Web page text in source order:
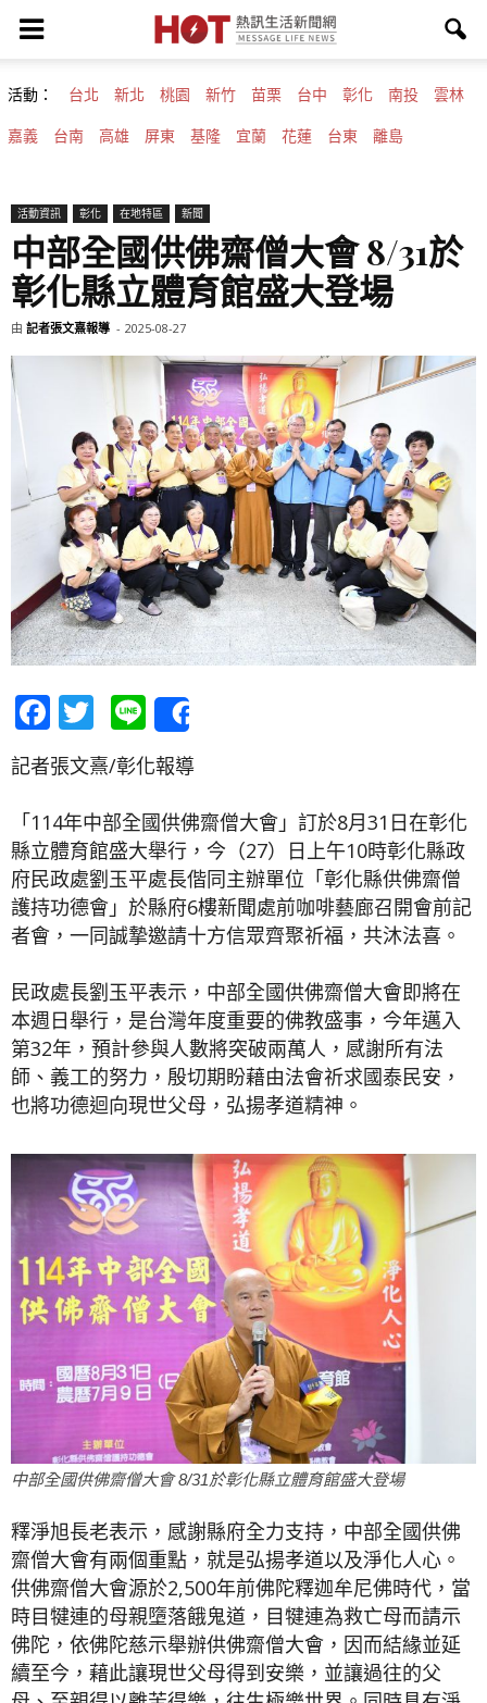
活動： 台北 新北 桃園 新竹 苗栗 台中 彰化 南投 雲林
嘉義 台南 高雄 屏東 基隆 宜蘭 花蓮 台東 離島
活動資訊 彰化 在地特區 新聞
中部全國供佛齋僧大會 8/31於
彰化縣立體育館盛大登場
由 記者張文熹報導 - 2025-08-27
Facebook
Twitter
Line
記者張文熹/彰化報導
「114年中部全國供佛齋僧大會」訂於8月31日在彰化
縣立體育館盛大舉行，今（27）日上午10時彰化縣政
府民政處劉玉平處長偕同主辦單位「彰化縣供佛齋僧
護持功德會」於縣府6樓新聞處前咖啡藝廊召開會前記
者會，一同誠摯邀請十方信眾齊聚祈福，共沐法喜。
民政處長劉玉平表示，中部全國供佛齋僧大會即將在
本週日舉行，是台灣年度重要的佛教盛事，今年邁入
第32年，預計參與人數將突破兩萬人，感謝所有法
師、義工的努力，殷切期盼藉由法會祈求國泰民安，
也將功德迴向現世父母，弘揚孝道精神。
中部全國供佛齋僧大會 8/31於彰化縣立體育館盛大登場
釋淨旭長老表示，感謝縣府全力支持，中部全國供佛
齋僧大會有兩個重點，就是弘揚孝道以及淨化人心。
供佛齋僧大會源於2,500年前佛陀釋迦牟尼佛時代，當
時目犍連的母親墮落餓鬼道，目犍連為救亡母而請示
佛陀，依佛陀慈示舉辦供佛齋僧大會，因而結緣並延
續至今，藉此讓現世父母得到安樂，並讓過往的父